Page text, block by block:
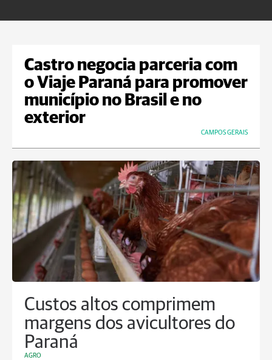
Castro negocia parceria com
o Viaje Paraná para promover
município no Brasil e no
exterior
CAMPOS GERAIS
Custos altos comprimem
margens dos avicultores do
Paraná
AGRO